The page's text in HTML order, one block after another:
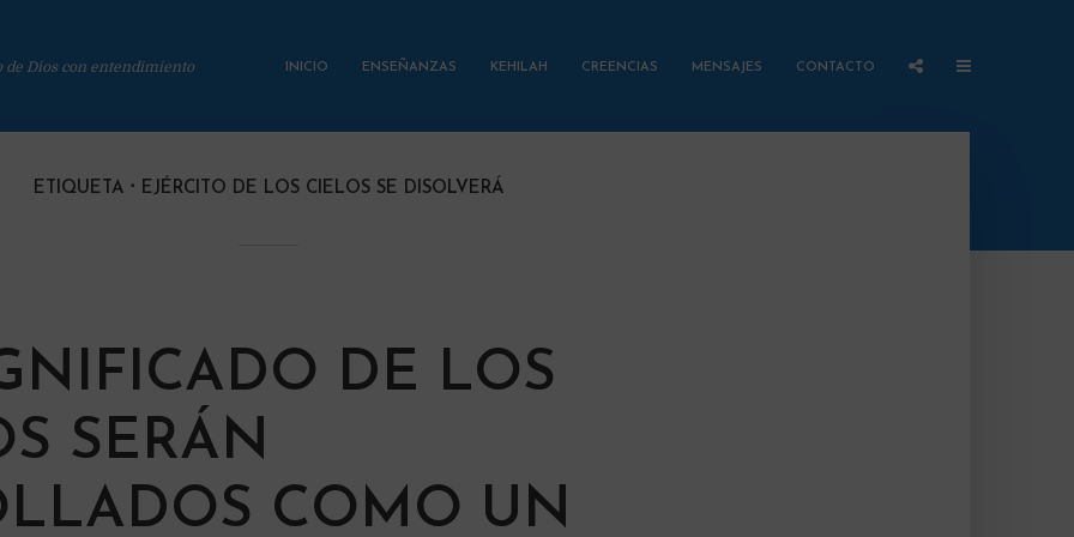
de Dios con entendimiento INICIO ENSEÑANZAS KEHILAH CREENCIAS MENSAJES CONTACTO
ETIQUETA EJÉRCITO DE LOS CIELOS SE DISOLVERÁ
DE LOS
SERÁN
COMO UN